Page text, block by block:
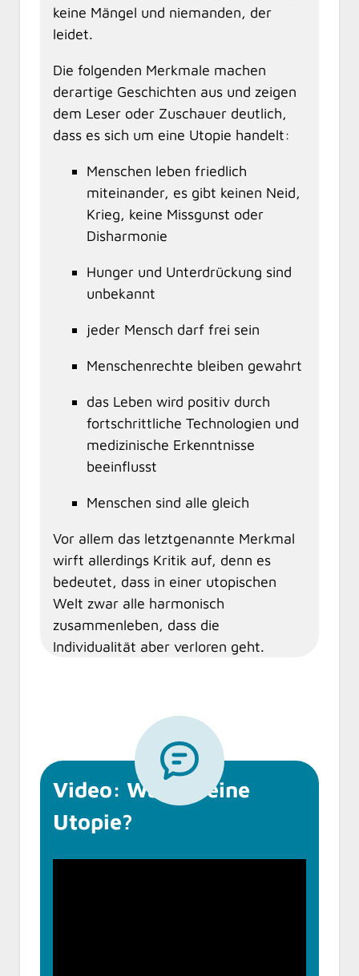
keine Mängel und niemanden, der
leidet.
Die folgenden Merkmale machen
derartige Geschichten aus und zeigen
dem Leser oder Zuschauer deutlich,
dass es sich um eine Utopie handelt:
Menschen leben friedlich
miteinander, es gibt keinen Neid,
Krieg, keine Missgunst oder
Disharmonie
Hunger und Unterdrückung sind
unbekannt
jeder Mensch darf frei sein
Menschenrechte bleiben gewahrt
das Leben wird positiv durch
fortschrittliche Technologien und
medizinische Erkenntnisse
beeinflusst
Menschen sind alle gleich
Vor allem das letztgenannte Merkmal
wirft allerdings Kritik auf, denn es
bedeutet, dass in einer utopischen
Welt zwar alle harmonisch
zusammenleben, dass die
Individualität aber verloren geht.
Video: Was ist eine
Utopie?